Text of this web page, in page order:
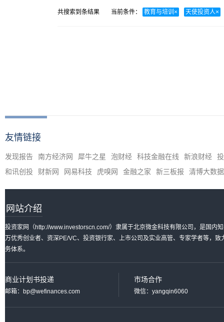
共搜索到 条结果 当前条件： 教育与培训 × 天使投资人×
友情链接
发现报告 南方经济网 犀牛之星 泡财经 科技金融在线 新浪财经
和讯创投
财新网 网易科技 虎嗅网 金融之家 新三板报 清博大数据
网站介绍
投资家网（http://www.investorscn.com/）隶属于北京微金科技有限公司，是国内
万优秀创业者、资深PE/VC、投资银行家、上市公司及实业高管、专家学者等，
务体系。
商业计划书投递
邮箱：bp@wefinances.com
市场合作
微信：yangqin6060